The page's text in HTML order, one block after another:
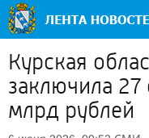
Курская
заключила
млрд рублей